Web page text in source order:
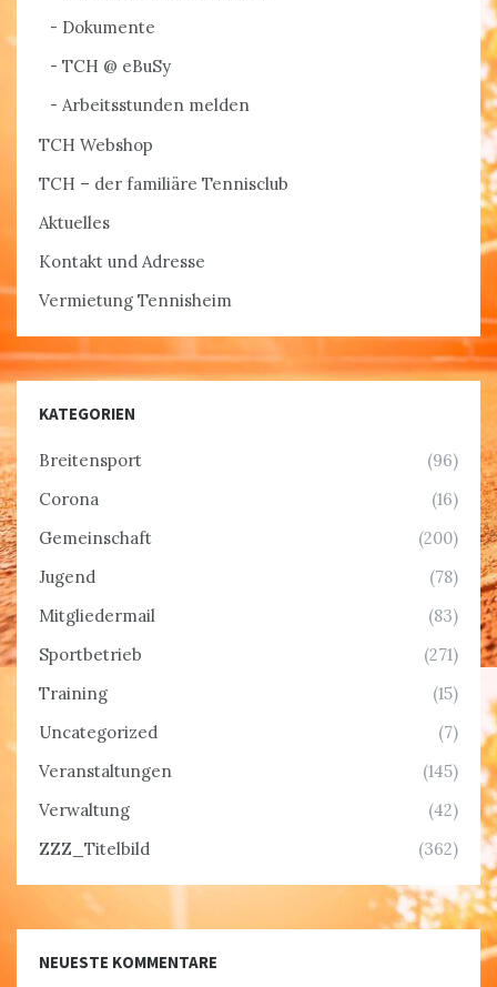
Dokumente
TCH @ eBuSy
Arbeitsstunden melden
TCH Webshop
TCH – der familiäre Tennisclub
Aktuelles
Kontakt und Adresse
Vermietung Tennisheim
KATEGORIEN
Breitensport
(96)
Corona
(16)
Gemeinschaft
(200)
Jugend
(78)
Mitgliedermail
(83)
Sportbetrieb
(271)
Training
(15)
Uncategorized
(7)
Veranstaltungen
(145)
Verwaltung
(42)
ZZZ_Titelbild
(362)
NEUESTE KOMMENTARE